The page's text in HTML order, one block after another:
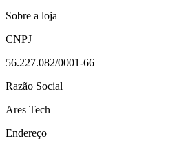
Sobre a loja
CNPJ
56.227.082/0001-66
Razão Social
Ares Tech
Endereço